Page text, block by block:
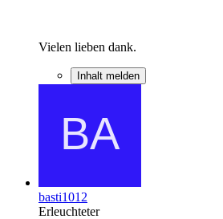
Vielen lieben dank.
Inhalt melden
basti1012
Erleuchteter